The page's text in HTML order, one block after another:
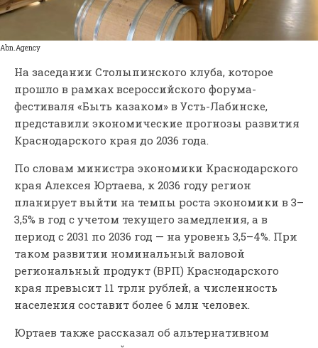
Abn.Agency
На заседании Столыпинского клуба, которое
прошло в рамках всероссийского форума-
фестиваля «Быть казаком» в Усть-Лабинске,
представили экономические прогнозы развития
Краснодарского края до 2036 года.
По словам министра экономики Краснодарского
края Алексея Юртаева, к 2036 году регион
планирует выйти на темпы роста экономики в 3–
3,5% в год с учетом текущего замедления, а в
период с 2031 по 2036 год — на уровень 3,5–4%. При
таком развитии номинальный валовой
региональный продукт (ВРП) Краснодарского
края превысит 11 трлн рублей, а численность
населения составит более 6 млн человек.
Юртаев также рассказал об альтернативном